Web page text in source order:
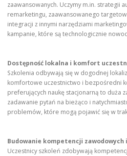
zaawansowanych. Uczymy m.in. strategii
remarketingu, zaawansowanego
integracji z innymi narzędziami
kampanie, które są technologicznie
Dostępność lokalna i komfort
Szkolenia odbywają się w dogodnej
komfortowe uczestnictwo i bezpośredni
preferujących naukę stacjonarną to duża
zadawanie pytań na bieżąco i
problemów, które mogą pojawić się w
Budowanie kompetencji
Uczestnicy szkoleń zdobywają